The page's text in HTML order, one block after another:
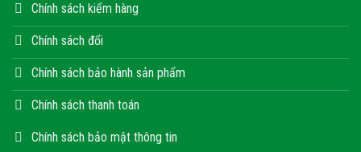
Chính sách kiểm hàng
Chính sách đổi
Chính sách bảo hành sản phẩm
Chính sách thanh toán
Chính sách bảo mật thông tin